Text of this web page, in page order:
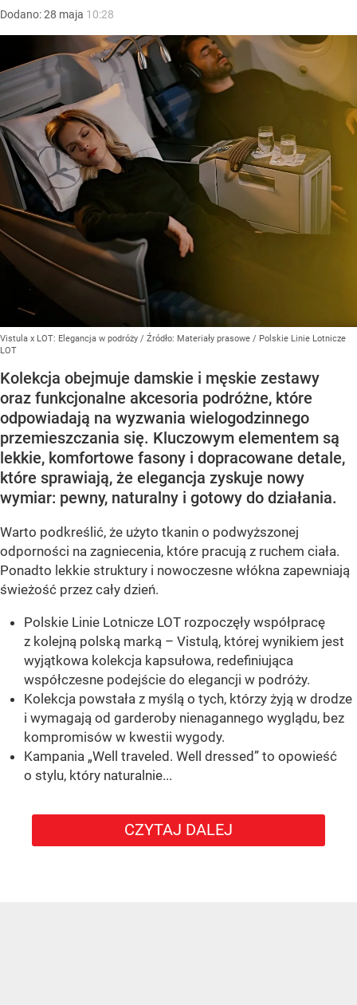
Dodano:28 maja 10:28
Vistula x LOT: Elegancja w podróży / Źródło: Materiały prasowe / Polskie Linie Lotnicze
LOT
Kolekcja obejmuje damskie i męskie zestawy
oraz funkcjonalne akcesoria podróżne, które
odpowiadają na wyzwania wielogodzinnego
przemieszczania się. Kluczowym elementem są
lekkie, komfortowe fasony i dopracowane detale,
które sprawiają, że elegancja zyskuje nowy
wymiar: pewny, naturalny i gotowy do działania.
Warto podkreślić, że użyto tkanin o podwyższonej
odporności na zagniecenia, które pracują z ruchem ciała.
Ponadto lekkie struktury i nowoczesne włókna zapewniają
świeżość przez cały dzień.
Polskie Linie Lotnicze LOT rozpoczęły współpracę
z kolejną polską marką – Vistulą, której wynikiem jest
wyjątkowa kolekcja kapsułowa, redefiniująca
współczesne podejście do elegancji w podróży.
Kolekcja powstała z myślą o tych, którzy żyją w drodze
i wymagają od garderoby nienagannego wyglądu, bez
kompromisów w kwestii wygody.
Kampania „Well traveled. Well dressed” to opowieść
o stylu, który naturalnie...
CZYTAJ DALEJ